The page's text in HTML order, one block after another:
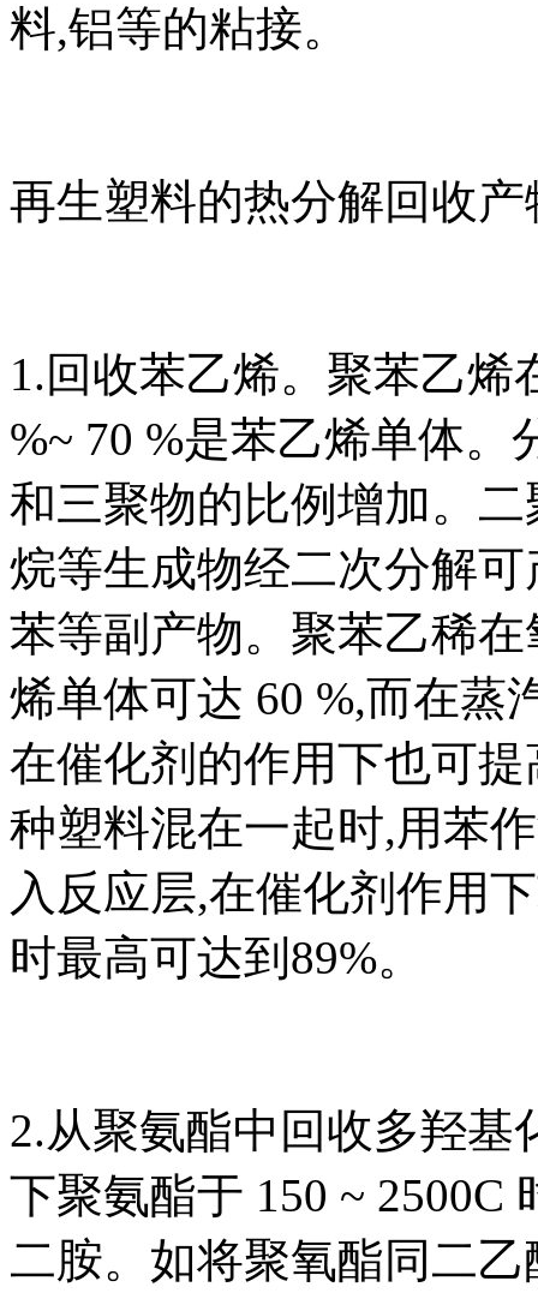
料,铝等的粘接。
再生塑料的热分解回收
1.回收苯乙烯。聚苯乙烯
%~ 70 %是苯乙烯单体
和三聚物的比例增加。
烷等生成物经二次分解
苯等副产物。聚苯乙稀
烯单体可达 60 %,而在蒸
在催化剂的作用下也可
种塑料混在一起时,用苯
入反应层,在催化剂作用
时最高可达到89%。
2.从聚氨酯中回收多羟
下聚氨酯于 150 ~ 2500C
二胺。如将聚氧酯同二